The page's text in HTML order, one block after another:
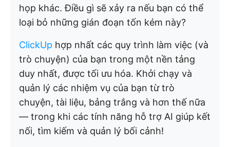
họp khác. Điều gì sẽ xảy ra nếu bạn có thể
loại bỏ những gián đoạn tốn kém này?
ClickUp hợp nhất các quy trình làm việc (và
trò chuyện) của bạn trong một nền tảng
duy nhất, được tối ưu hóa. Khởi chạy và
quản lý các nhiệm vụ của bạn từ trò
chuyện, tài liệu, bảng trắng và hơn thế nữa
— trong khi các tính năng hỗ trợ AI giúp kết
nối, tìm kiếm và quản lý bối cảnh!